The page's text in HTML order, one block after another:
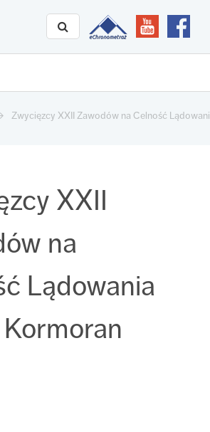
Zwycięzcy XXII Zawodów na Celność
XXII
na
Lądowania
Kormoran